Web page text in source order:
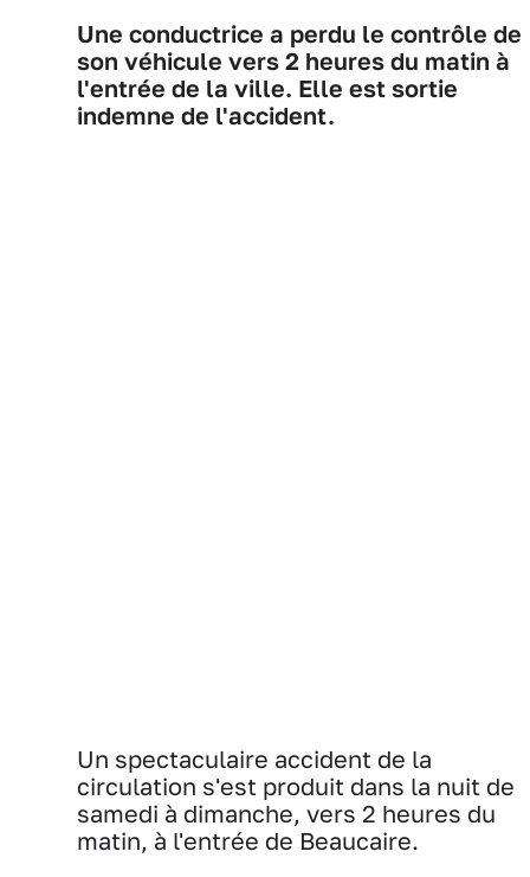
Une conductrice a perdu le contrôle de
son véhicule vers 2 heures du matin à
l'entrée de la ville. Elle est sortie
indemne de l'accident.
Un spectaculaire accident de la
circulation s'est produit dans la nuit de
samedi à dimanche, vers 2 heures du
matin, à l'entrée de Beaucaire.